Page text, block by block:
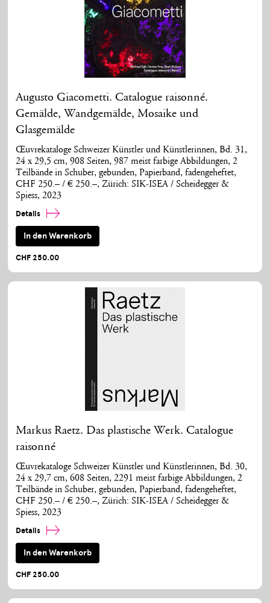
Augusto Giacometti. Catalogue raisonné.
Gemälde, Wandgemälde, Mosaike und
Glasgemälde
Œuvrekataloge Schweizer Künstler und Künstlerinnen, Bd. 31,
24 x 29,5 cm, 908 Seiten, 987 meist farbige Abbildungen, 2
Teilbände in Schuber, gebunden, Papierband, fadengeheftet,
CHF 250.– / € 250.–, Zürich: SIK-ISEA / Scheidegger &
Spiess, 2023
Details
In den Warenkorb
CHF 250.00
Markus Raetz. Das plastische Werk. Catalogue
raisonné
Œuvrekataloge Schweizer Künstler und Künstlerinnen, Bd. 30,
24 x 29,7 cm, 608 Seiten, 2291 meist farbige Abbildungen, 2
Teilbände in Schuber, gebunden, Papierband, fadengeheftet,
CHF 250.– / € 250.–, Zürich: SIK-ISEA / Scheidegger &
Spiess, 2023
Details
In den Warenkorb
CHF 250.00